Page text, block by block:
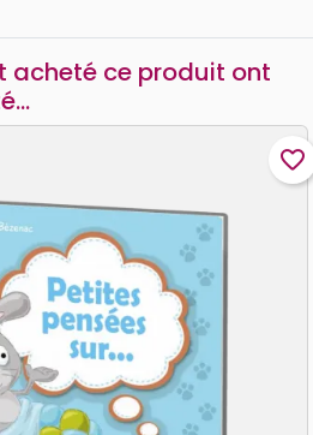
acheté ce produit ont
favorite_border